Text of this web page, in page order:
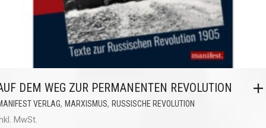
DEM WEG ZUR PERMANENTEN REVOLUTION
VERLAG, MARXISMUS, RUSSISCHE REVOLUTION
MwSt.